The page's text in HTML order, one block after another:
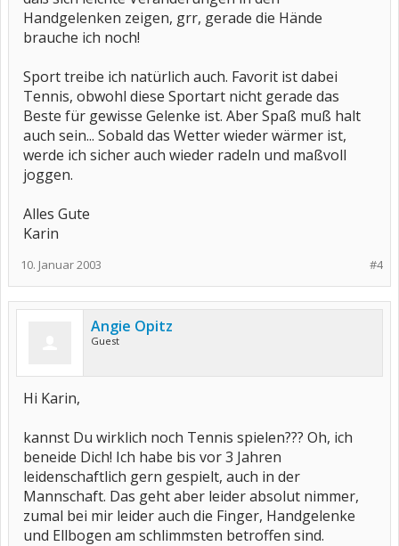
Handgelenken zeigen, grr, gerade die Hände
brauche ich noch!
Sport treibe ich natürlich auch. Favorit ist dabei
Tennis, obwohl diese Sportart nicht gerade das
Beste für gewisse Gelenke ist. Aber Spaß muß halt
auch sein... Sobald das Wetter wieder wärmer ist,
werde ich sicher auch wieder radeln und maßvoll
joggen.
Alles Gute
Karin
#4
10. Januar 2003
Angie Opitz
Guest
Hi Karin,
kannst Du wirklich noch Tennis spielen??? Oh, ich
beneide Dich! Ich habe bis vor 3 Jahren
leidenschaftlich gern gespielt, auch in der
Mannschaft. Das geht aber leider absolut nimmer,
zumal bei mir leider auch die Finger, Handgelenke
und Ellbogen am schlimmsten betroffen sind.